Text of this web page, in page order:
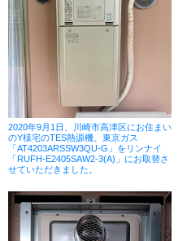
2020年9月1日、川崎市高津区にお住まい
のY様宅のTES熱源機、東京ガス
「AT4203ARSSW3QU-G」をリンナイ
「RUFH-E2405SAW2-3(A)」にお取替さ
せていただきました。